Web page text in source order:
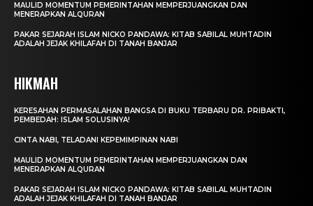
MAULID MOMENTUM PEMERINTAHAN MEMPERJUANGKAN DAN
MENERAPKAN ALQURAN
PAKAR SEJARAH ISLAM NICKO PANDAWA: KITAB SABILAL MUHTADIN
ADALAH JEJAK KHILAFAH DI TANAH BANJAR
HIKMAH
KERESAHAN PERMASALAHAN BANGSA DI BUKU TERBARU DR. PRIBAKTI,
PEMBEDAH: ISLAM SOLUSINYA!
CINTA NABI, TELADANI KEPEMIMPINAN NABI
MAULID MOMENTUM PEMERINTAHAN MEMPERJUANGKAN DAN
MENERAPKAN ALQURAN
PAKAR SEJARAH ISLAM NICKO PANDAWA: KITAB SABILAL MUHTADIN
ADALAH JEJAK KHILAFAH DI TANAH BANJAR